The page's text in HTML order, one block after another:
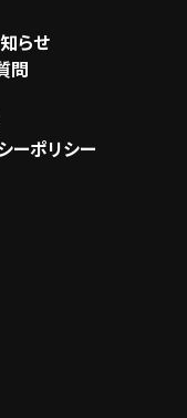
らせ
問
ーポリシー